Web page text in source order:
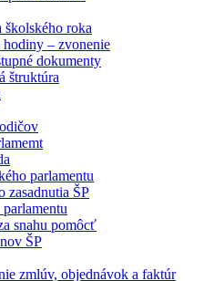
školského roka
– zvonenie
dokumenty
štruktúra
parlamentu
zasadnutia ŠP
snahu pomôcť
ŠP
zmlúv, objednávok a faktúr